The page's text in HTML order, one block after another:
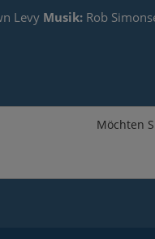
Levy Musik: Rob
Möchten